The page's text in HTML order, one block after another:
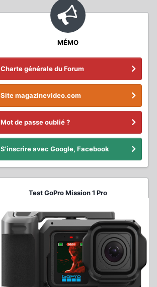
MÉMO
Charte générale du Forum
Site magazinevideo.com
Mot de passe oublié ?
S'inscrire avec Google, Facebook
Test GoPro Mission 1 Pro